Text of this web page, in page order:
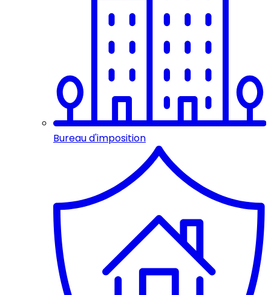
Bureau d'imposition